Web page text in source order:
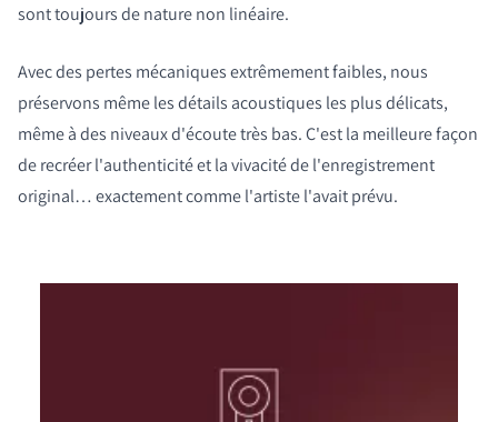
sont toujours de nature non linéaire.
Avec des pertes mécaniques extrêmement faibles, nous
préservons même les détails acoustiques les plus délicats,
même à des niveaux d'écoute très bas. C'est la meilleure façon
de recréer l'authenticité et la vivacité de l'enregistrement
original… exactement comme l'artiste l'avait prévu.